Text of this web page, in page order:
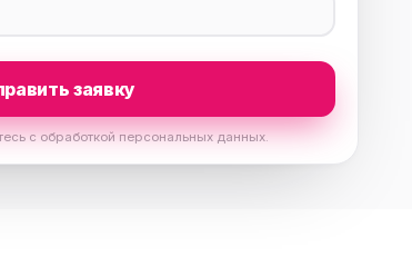
заявку
с обработкой персональных данных.